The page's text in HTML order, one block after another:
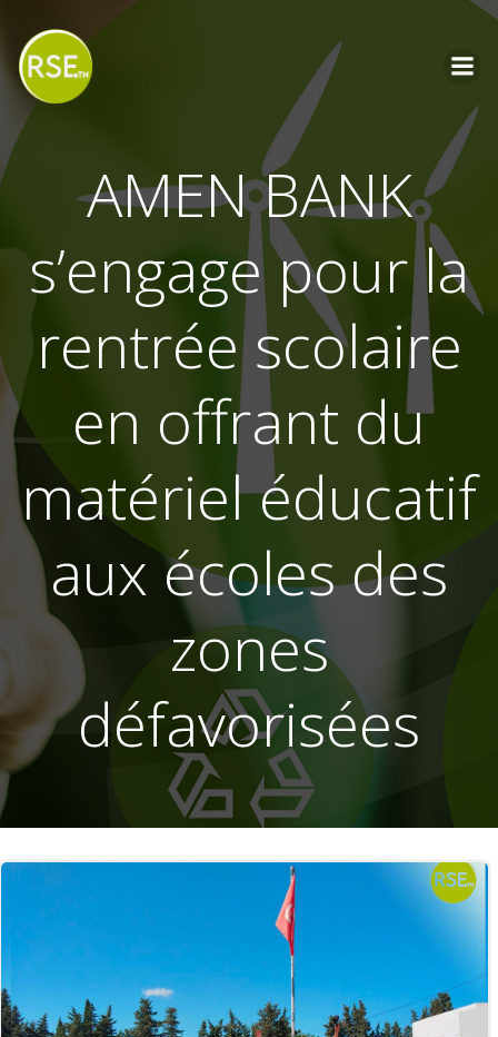
AMEN BANK
s’engage pour la
rentrée scolaire
en offrant du
matériel éducatif
aux écoles des
zones
défavorisées